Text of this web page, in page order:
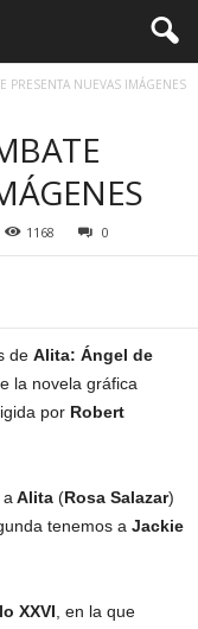
PRESENTA NUEVAS IMÁGENES
1168 0
de Alita: Ángel de
la novela gráfica
por Robert
Alita (Rosa Salazar)
tenemos a Jackie
XXVI , en la que